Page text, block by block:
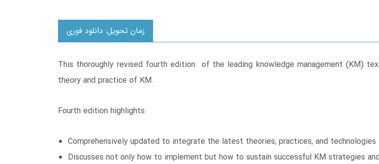
زمان تحویل: دانلود فوری
This thoroughly revised fourth edition of the leading knowledge management (KM)
theory and practice of KM.
Fourth edition highlights:
Comprehensively updated to integrate the latest theories, practices, and technologies
Discusses not only how to implement but how to sustain successful KM strategies